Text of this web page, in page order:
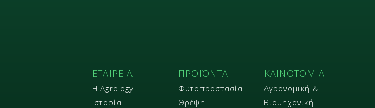
ΕΤΑΙΡΕΙΑ
Η Agrology
Ιστορία
ΠΡΟΪΟΝΤΑ
Φυτοπροστασία
Θρέψη
ΚΑΙΝΟΤΟΜΙΑ
Αγρονομική &
Βιομηχανική